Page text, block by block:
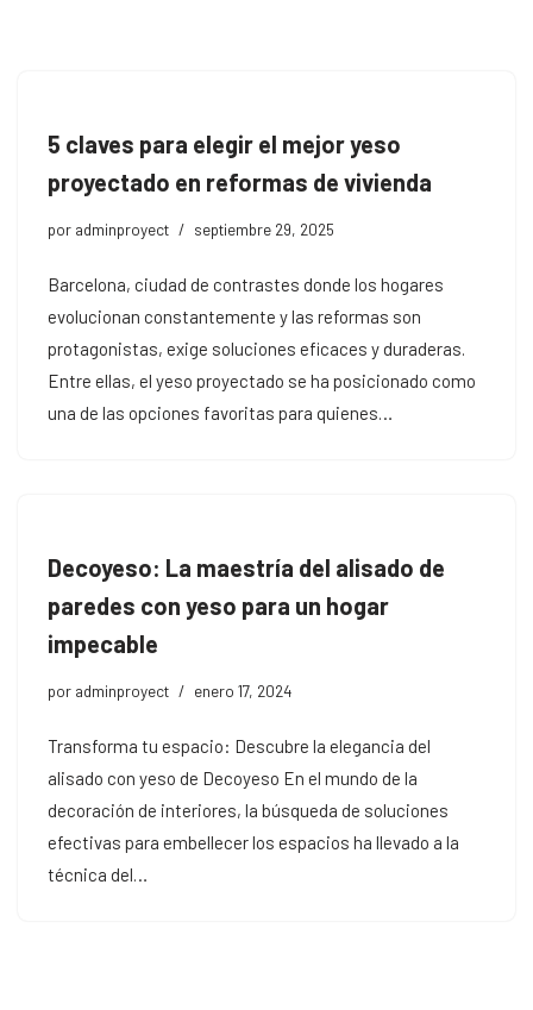
5 claves para elegir el mejor yeso
proyectado en reformas de vivienda
por adminproyect septiembre 29, 2025
Barcelona, ciudad de contrastes donde los hogares
evolucionan constantemente y las reformas son
protagonistas, exige soluciones eficaces y duraderas.
Entre ellas, el yeso proyectado se ha posicionado como
una de las opciones favoritas para quienes…
Decoyeso: La maestría del alisado de
paredes con yeso para un hogar
impecable
por adminproyect enero 17, 2024
Transforma tu espacio: Descubre la elegancia del
alisado con yeso de Decoyeso En el mundo de la
decoración de interiores, la búsqueda de soluciones
efectivas para embellecer los espacios ha llevado a la
técnica del…